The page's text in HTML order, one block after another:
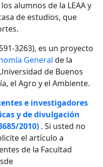
alumnos de la LEAA y
de estudios, que
3263), es un proyecto
General de la
de Buenos
el Agro y el Ambiente.
e investigadores
y de divulgación
2010) . Si usted no
el artículo a
de la Facultad